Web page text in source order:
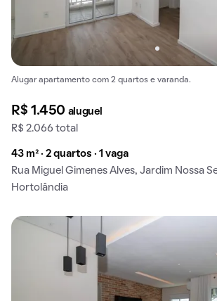
Alugar apartamento com 2 quartos e varanda.
R$ 1.450 aluguel
R$ 2.066 total
43 m² · 2 quartos · 1 vaga
Rua Miguel Gimenes Alves, Jardim Nossa
Hortolândia